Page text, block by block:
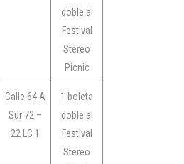
doble al
Festival
Stereo
Picnic
Calle 64 A
Sur 72 –
22 LC 1
1 boleta
doble al
Festival
Stereo